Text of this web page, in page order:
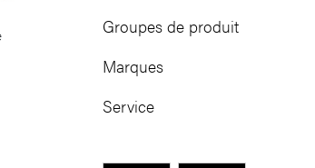
Groupes de produit
Marques
Service